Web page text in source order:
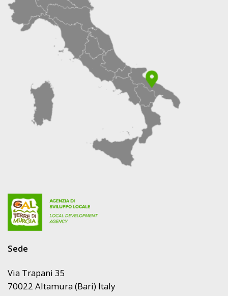
Sede
Via Trapani 35
70022 Altamura (Bari) Italy